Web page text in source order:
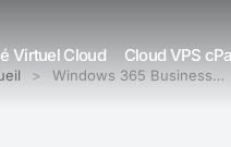
Virtuel Cloud Cloud VPS
Windows 365 Business…